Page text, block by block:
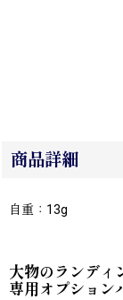
商品詳細
自重：13g
大物のランディ
専用オプション